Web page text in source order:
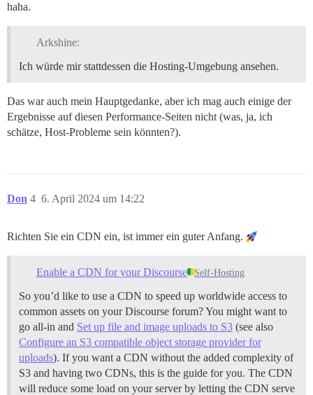
haha.
Arkshine:
Ich würde mir stattdessen die Hosting-Umgebung ansehen.
Das war auch mein Hauptgedanke, aber ich mag auch einige der
Ergebnisse auf diesen Performance-Seiten nicht (was, ja, ich
schätze, Host-Probleme sein könnten?).
Don 6. April 2024 um 14:22
4
Richten Sie ein CDN ein, ist immer ein guter Anfang.
Enable a CDN for your Discourse Self-Hosting
So you’d like to use a CDN to speed up worldwide access to
common assets on your Discourse forum? You might want to
go all-in and Set up file and image uploads to S3 (see also
Configure an S3 compatible object storage provider for
uploads). If you want a CDN without the added complexity of
S3 and having two CDNs, this is the guide for you. The CDN
will reduce some load on your server by letting the CDN serve